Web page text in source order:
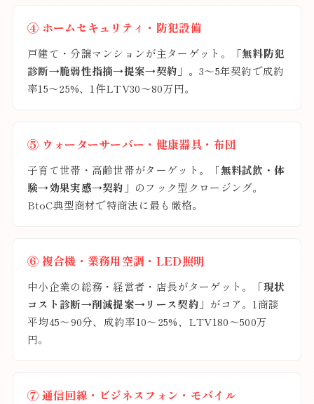
④ ホームセキュリティ・防犯設備
戸建て・分譲マンションが主ターゲット。
「無料防犯
診断→脆弱性指摘→提案→契約」 。3〜5年契約で成約
率15〜25%、1件LTV30〜80万円。
⑤ ウォーターサーバー・健康器具・布団
子育て世帯・高齢世帯がターゲット。
「無料試飲・体
験→効果実感→契約」 のフック型クロージング。
BtoC典型商材で特商法に最も厳格。
⑥ 複合機・業務用空調・LED照明
中小企業の総務・経営者・店長がターゲット。
「現状
コスト診断→削減提案→リース契約」 がコア。1商談
平均45〜90分、成約率10〜25%、LTV180〜500万
円。
⑦ 通信回線・ビジネスフォン・モバイル